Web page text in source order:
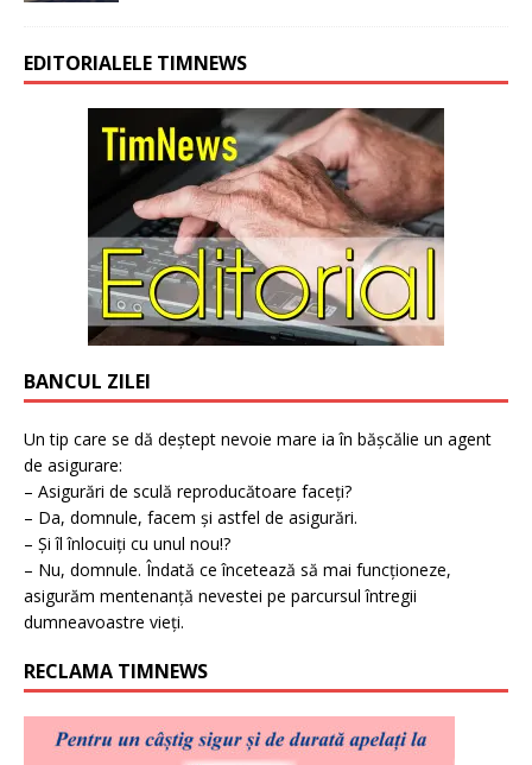
EDITORIALELE TIMNEWS
BANCUL ZILEI
Un tip care se dă deștept nevoie mare ia în bășcălie un agent
de asigurare:
– Asigurări de sculă reproducătoare faceți?
– Da, domnule, facem și astfel de asigurări.
– Și îl înlocuiți cu unul nou!?
– Nu, domnule. Îndată ce încetează să mai funcționeze,
asigurăm mentenanță nevestei pe parcursul întregii
dumneavoastre vieți.
RECLAMA TIMNEWS